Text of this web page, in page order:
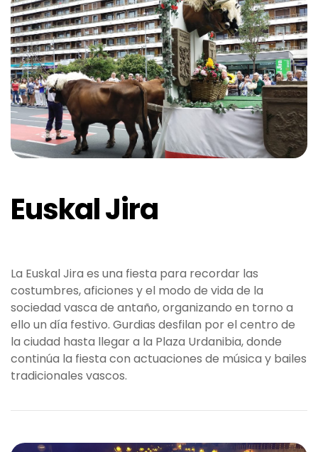
Euskal Jira
La Euskal Jira es una fiesta para recordar las
costumbres, aficiones y el modo de vida de la
sociedad vasca de antaño, organizando en torno a
ello un día festivo. Gurdias desfilan por el centro de
la ciudad hasta llegar a la Plaza Urdanibia, donde
continúa la fiesta con actuaciones de música y bailes
tradicionales vascos.